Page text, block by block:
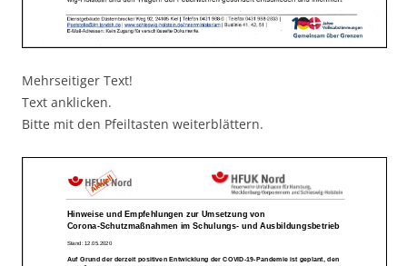
Mehrseitiger Text!
Text anklicken.
Bitte mit den Pfeiltasten weiterblättern.